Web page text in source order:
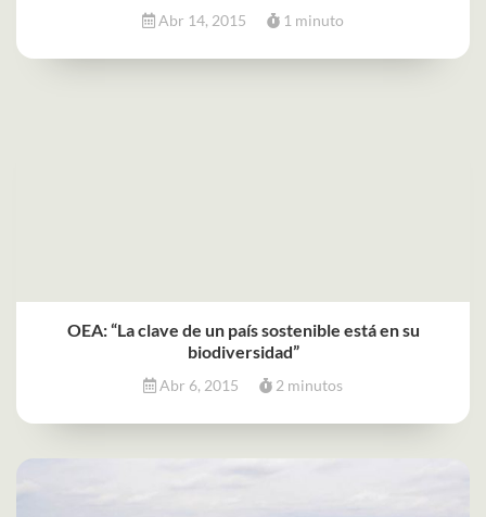
Abr 14, 2015 1 minuto
OEA: “La clave de un país sostenible está en su
biodiversidad”
Abr 6, 2015 2 minutos